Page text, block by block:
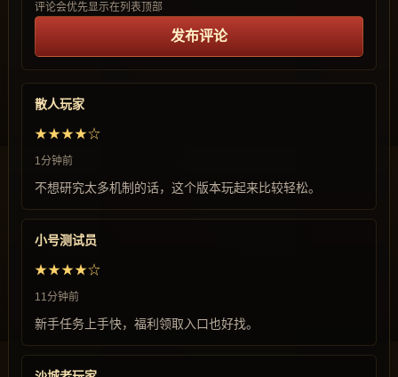
评论会优先显示在列表顶部
发布评论
散人玩家
★★★★☆
1分钟前
不想研究太多机制的话，这个版本玩起来比较轻松。
小号测试员
★★★★☆
11分钟前
新手任务上手快，福利领取入口也好找。